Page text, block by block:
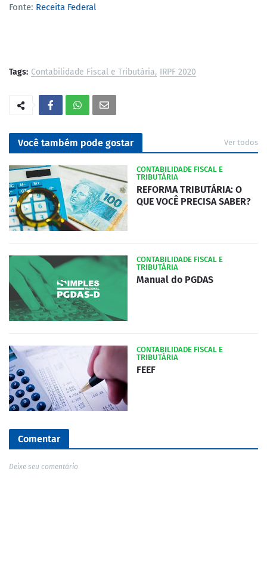
Fonte: Receita Federal
Tags: Contabilidade Fiscal e Tributária IRPF 2020
Você também pode gostar Ver todos
CONTABILIDADE FISCAL E
TRIBUTÁRIA
REFORMA TRIBUTÁRIA: O
QUE VOCÊ PRECISA SABER?
CONTABILIDADE FISCAL E
TRIBUTÁRIA
Manual do PGDAS
CONTABILIDADE FISCAL E
TRIBUTÁRIA
FEEF
Comentar
Deixe seu comentário